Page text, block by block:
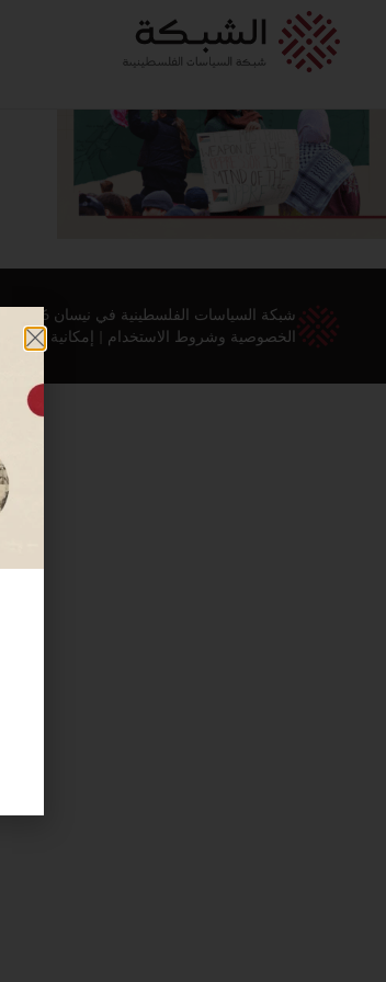
شبكة السياسات الفلسطينية في نيسان 2026 ©
الخصوصية وشروط الاستخدام
إمكانية